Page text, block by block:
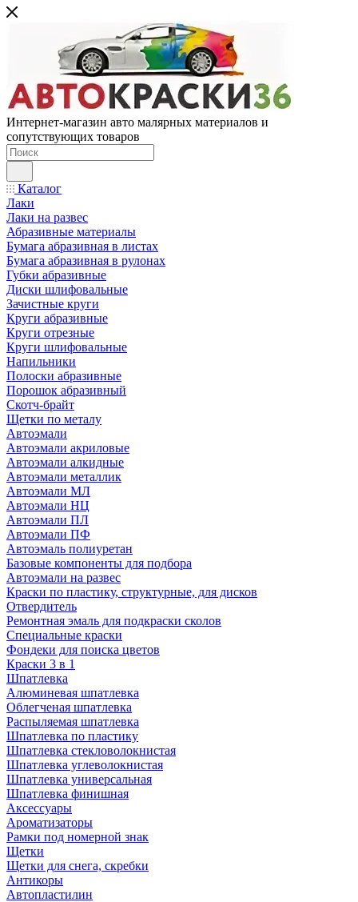
Интернет-магазин авто малярных материалов и
сопутствующих товаров
Каталог
Лаки
Лаки на развес
Абразивные материалы
Бумага абразивная в листах
Бумага абразивная в рулонах
Губки абразивные
Диски шлифовальные
Зачистные круги
Круги абразивные
Круги отрезные
Круги шлифовальные
Напильники
Полоски абразивные
Порошок абразивный
Скотч-брайт
Щетки по металу
Автоэмали
Автоэмали акриловые
Автоэмали алкидные
Автоэмали металлик
Автоэмали МЛ
Автоэмали НЦ
Автоэмали ПЛ
Автоэмали ПФ
Автоэмаль полиуретан
Базовые компоненты для подбора
Автоэмали на развес
Краски по пластику, структурные, для дисков
Отвердитель
Ремонтная эмаль для подкраски сколов
Специальные краски
Фондеки для поиска цветов
Краски 3 в 1
Шпатлевка
Алюминевая шпатлевка
Облегченая шпатлевка
Распыляемая шпатлевка
Шпатлевка по пластику
Шпатлевка стекловолокнистая
Шпатлевка углеволокнистая
Шпатлевка универсальная
Шпатлевка финишная
Аксессуары
Ароматизаторы
Рамки под номерной знак
Щетки
Щетки для снега, скребки
Антикоры
Автопластилин